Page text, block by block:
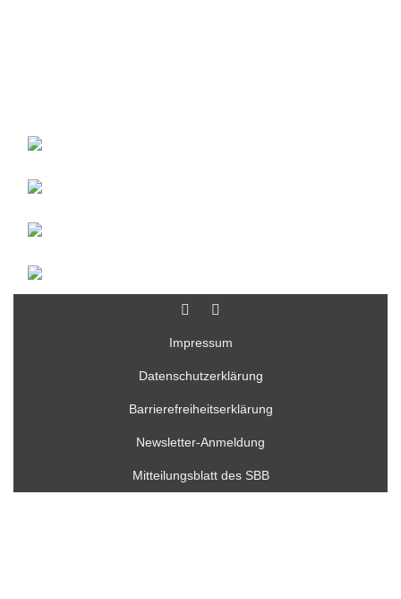
Impressum
Datenschutzerklärung
Barrierefreiheitserklärung
Newsletter-Anmeldung
Mitteilungsblatt des SBB